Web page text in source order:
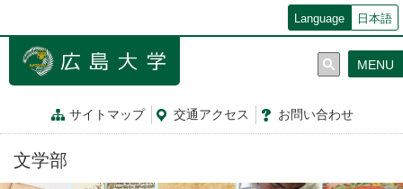
ン
Language 日本語
サイトマップ 交通アクセス お問い合わせ
MENU
文学部